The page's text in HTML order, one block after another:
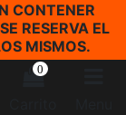
CONTENER
RESERVA EL
MISMOS.
0